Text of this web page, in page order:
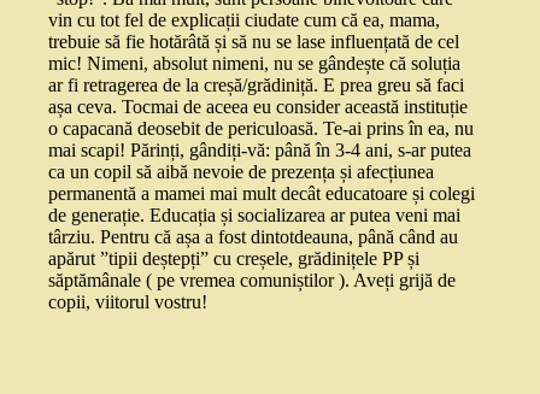
vin cu tot fel de explicații ciudate cum că ea, mama,
trebuie să fie hotărâtă și să nu se lase influențată de cel
mic! Nimeni, absolut nimeni, nu se gândește că soluția
ar fi retragerea de la creșă/grădiniță. E prea greu să faci
așa ceva. Tocmai de aceea eu consider această instituție
o capacană deosebit de periculoasă. Te-ai prins în ea, nu
mai scapi! Părinți, gândiți-vă: până în 3-4 ani, s-ar putea
ca un copil să aibă nevoie de prezența și afecțiunea
permanentă a mamei mai mult decât educatoare și colegi
de generație. Educația și socializarea ar putea veni mai
târziu. Pentru că așa a fost dintotdeauna, până când au
apărut ”tipii deștepți” cu creșele, grădinițele PP și
săptămânale ( pe vremea comuniștilor ). Aveți grijă de
copii, viitorul vostru!